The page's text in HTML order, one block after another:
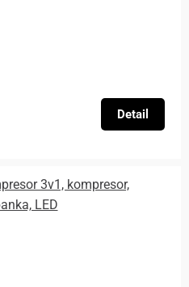
Detail
3v1, kompresor,
LED